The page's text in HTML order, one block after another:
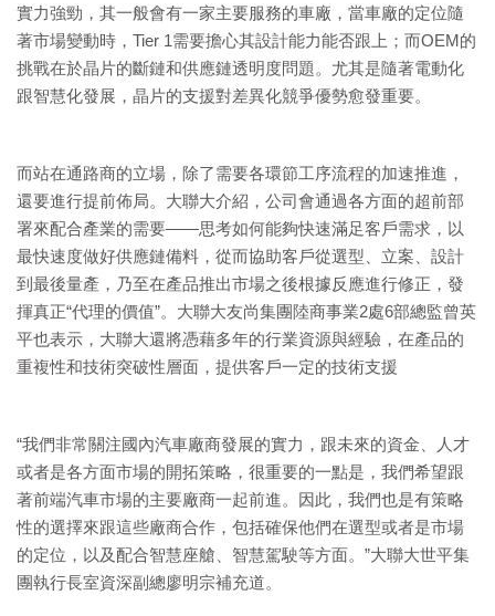
實力強勁，其一般會有一家主要服務的車廠，當車廠的定位隨
著市場變動時，Tier 1需要擔心其設計能力能否跟上；而OEM的
挑戰在於晶片的斷鏈和供應鏈透明度問題。尤其是隨著電動化
跟智慧化發展，晶片的支援對差異化競爭優勢愈發重要。
而站在通路商的立場，除了需要各環節工序流程的加速推進，
還要進行提前佈局。大聯大介紹，公司會通過各方面的超前部
署來配合產業的需要——思考如何能夠快速滿足客戶需求，以
最快速度做好供應鏈備料，從而協助客戶從選型、立案、設計
到最後量產，乃至在產品推出市場之後根據反應進行修正，發
揮真正“代理的價值”。大聯大友尚集團陸商事業2處6部總監曾英
平也表示，大聯大還將憑藉多年的行業資源與經驗，在產品的
重複性和技術突破性層面，提供客戶一定的技術支援
“我們非常關注國內汽車廠商發展的實力，跟未來的資金、人才
或者是各方面市場的開拓策略，很重要的一點是，我們希望跟
著前端汽車市場的主要廠商一起前進。因此，我們也是有策略
性的選擇來跟這些廠商合作，包括確保他們在選型或者是市場
的定位，以及配合智慧座艙、智慧駕駛等方面。”大聯大世平集
團執行長室資深副總廖明宗補充道。